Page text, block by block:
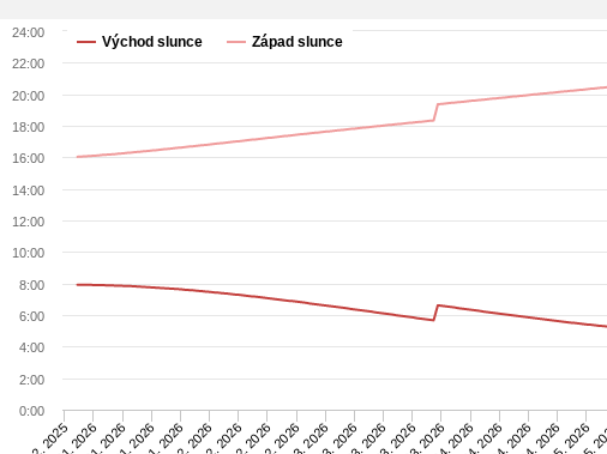
Východ slunce Západ slunce
0:00
2:00
4:00
6:00
8:00
10:00
12:00
14:00
16:00
18:00
20:00
22:00
24:00